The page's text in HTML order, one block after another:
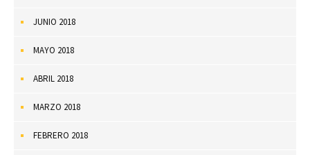
JUNIO 2018
MAYO 2018
ABRIL 2018
MARZO 2018
FEBRERO 2018